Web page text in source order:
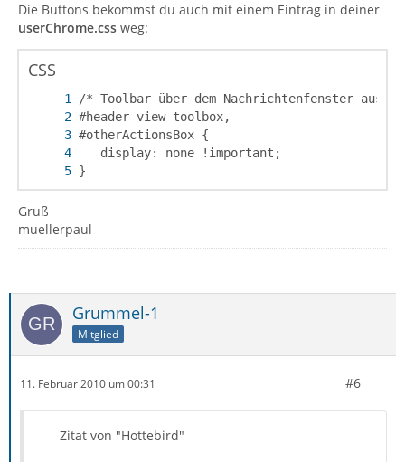
Die Buttons bekommst du auch mit einem Eintrag in deiner
userChrome.css weg:
CSS
}
Gruß
muellerpaul
Grummel-1
Mitglied
11. Februar 2010 um 00:31 #6
Zitat von "Hottebird"